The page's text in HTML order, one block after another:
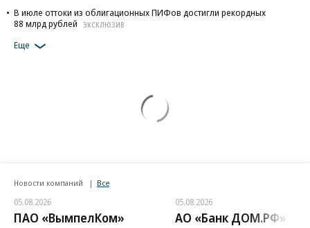
В июле оттоки из облигационных ПИФов достигли рекордных
88 млрд рублей
ЭКСКЛЮЗИВ
Еще
Новости компаний Все
05.08.2026
ПАО «ВымпелКом»
05.08.2026
АО «Банк ДОМ.РФ»